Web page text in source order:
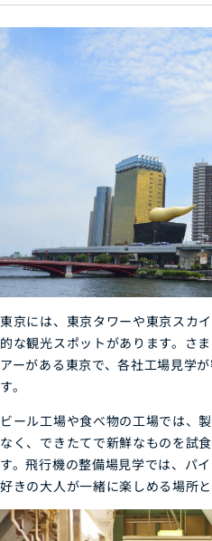
東京には、東京タワーや東京スカ
的な観光スポットがあります。さ
アーがある東京で、各社工場見学
す。
ビール工場や食べ物の工場では、
なく、できたてで新鮮なものを試
す。飛行機の整備場見学では、パ
好きの大人が一緒に楽しめる場所と